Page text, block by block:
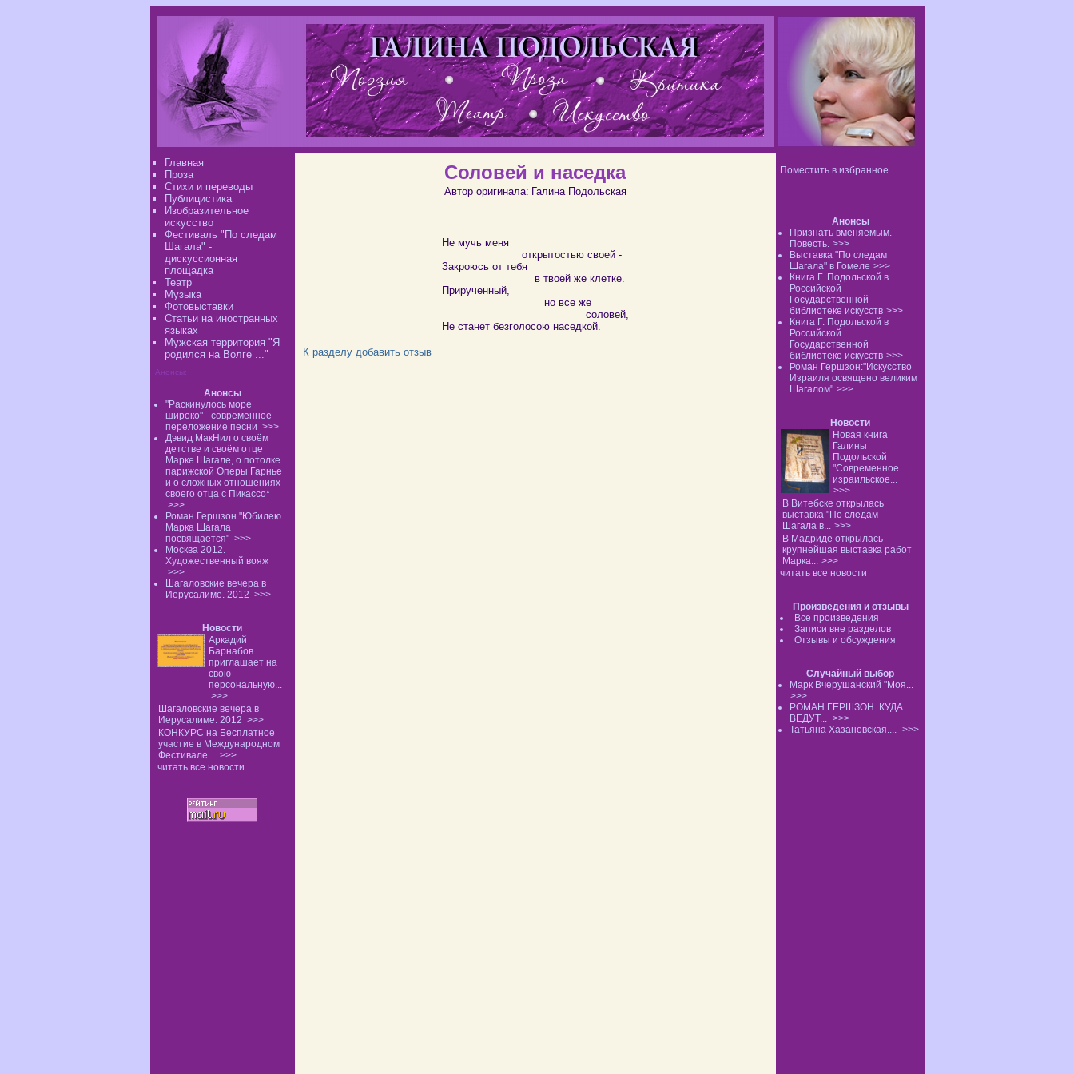
Поместить в избранное
Анонсы
Признать вменяемым.
Повесть. >>>
Выставка "По следам
Шагала" в Гомеле >>>
Книга Г. Подольской в
Российской
Государственной
библиотеке искусств >>>
Книга Г. Подольской в
Российской
Государственной
библиотеке искусств >>>
Роман Гершзон:"Искусство
Израиля освящено великим
Шагалом" >>>
Новости
Новая книга
Галины
Подольской
"Современное
израильское...
>>>
В Витебске открылась
выставка "По следам
Шагала в... >>>
В Мадриде открылась
крупнейшая выставка работ
Марка... >>>
читать все новости
Произведения и отзывы
Все произведения
Записи вне разделов
Отзывы и обсуждения
Случайный выбор
Марк Вчерушанский "Моя...
>>>
РОМАН ГЕРШЗОН. КУДА
ВЕДУТ... >>>
Татьяна Хазановская.... >>>
Главная
Проза
Стихи и переводы
Публицистика
Изобразительное
искусство
Фестиваль "По следам
Шагала" -
дискуссионная
площадка
Театр
Музыка
Фотовыставки
Статьи на иностранных
языках
Мужская территория "Я
родился на Волге ..."
Анонсы:
Анонсы
"Раскинулось море
широко" - современное
переложение песни >>>
Дэвид МакНил о своём
детстве и своём отце
Марке Шагале, о потолке
парижской Оперы Гарнье
и о сложных отношениях
своего отца с Пикассо*
>>>
Роман Гершзон "Юбилею
Марка Шагала
посвящается" >>>
Москва 2012.
Художественный вояж
>>>
Шагаловские вечера в
Иерусалиме. 2012 >>>
Новости
Аркадий
Барнабов
приглашает на
свою
персональную...
>>>
Шагаловские вечера в
Иерусалиме. 2012 >>>
КОНКУРС на Бесплатное
участие в Международном
Фестивале... >>>
читать все новости
Соловей и наседка
Автор оригинала: Галина Подольская
Не мучь меня
открытостью своей -
Закроюсь от тебя
в твоей же клетке.
Прирученный,
но все же
соловей,
Не станет безголосою наседкой.
К разделу добавить отзыв